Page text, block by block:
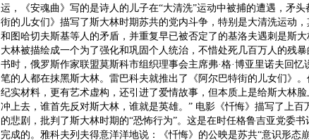
运，《安魂曲》写的是诗人的儿子在“大清洗”运动中被捕的遭遇，矛
街的儿女们》描写了斯大林时期苏共的党内斗争，特别是大清洗运动
和图哈切夫斯基等人的矛盾，并重复早已被否定了的基洛夫遇刺是斯
大林被描绘成一个为了强化和巩固个人统治，不惜处死几百万人的残
书时，俄罗斯作家联盟莫斯科市组织理事会主席弗·格·博亚里诺夫回忆
笔的人都在抹黑斯大林。雷巴科夫就推出了《阿尔巴特街的儿女们》
纪实材料，更有艺术虚构，还引进了爱情故事，但本质上是给斯大林
冲上去，谁首先反对斯大林，谁就是英雄。” 电影《忏悔》描写了上百
的悲剧，批判了斯大林时期的“恐怖行为”。这是在时任格鲁吉亚党委
完成的。雅科夫列夫得意洋洋地说：《忏悔》的公映是苏共“意识形态崩